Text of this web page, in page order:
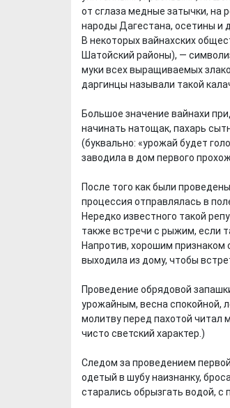
от сглаза медные затычки, на
народы Дагестана, осетины и
В некоторых вайнахских
Шатойский районы), —
муки всех выращиваемых
даргинцы называли такой
Большое значение вайнахи
начинать натощак, пахарь
(буквально: «урожай будет
заводила в дом первого
После того как были
процессия отправлялась в
Нередко известного такой
также встречи с рыжим, если
Напротив, хорошим
выходила из дому, чтобы
Проведение обрядовой
урожайным, весна спокойной,
молитву перед пахотой читал
чисто светский характер.)
Следом за проведением
одетый в шубу наизнанку,
старались обрызгать водой,
Х. Гапураев. Капкан
для Зелимхана (Отр.
из романа «1овда»)